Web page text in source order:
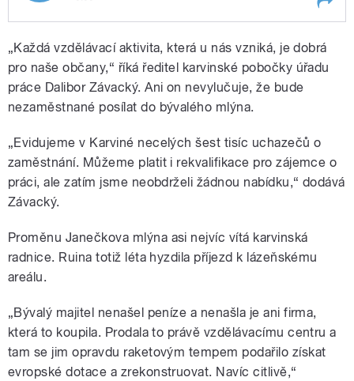
pause
karvinské čtvrti Darkov se změnil
z chátrající ruiny v moderní
vzdělávací centrum. Po nákladné
opravě se teď otevřel i pro
veřejnost. Detaily zjišťovala
„Každá vzdělávací aktivita, která u nás vzniká, je dobrá
pro naše občany,“ říká ředitel karvinské pobočky úřadu
práce Dalibor Závacký. Ani on nevylučuje, že bude
nezaměstnané posílat do bývalého mlýna.
„Evidujeme v Karviné necelých šest tisíc uchazečů o
zaměstnání. Můžeme platit i rekvalifikace pro zájemce o
práci, ale zatím jsme neobdrželi žádnou nabídku,“ dodává
Závacký.
Proměnu Janečkova mlýna asi nejvíc vítá karvinská
radnice. Ruina totiž léta hyzdila příjezd k lázeňskému
areálu.
„Bývalý majitel nenašel peníze a nenašla je ani firma,
která to koupila. Prodala to právě vzdělávacímu centru a
tam se jim opravdu raketovým tempem podařilo získat
evropské dotace a zrekonstruovat. Navíc citlivě,“